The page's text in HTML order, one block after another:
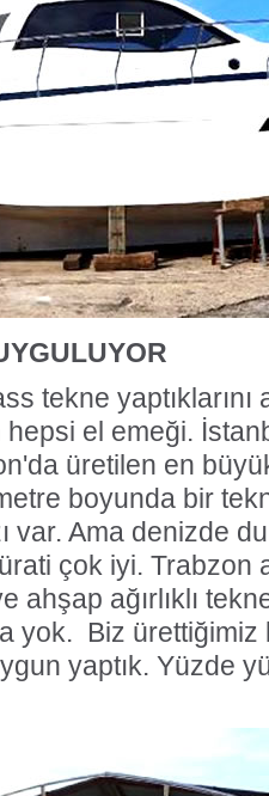
tekne
el emeği.
üretilen en
boyunda bir
var. Ama denizde
çok iyi. Trabzon
ağırlıklı
yok. Biz ürettiğimiz
yaptık. Yüzde